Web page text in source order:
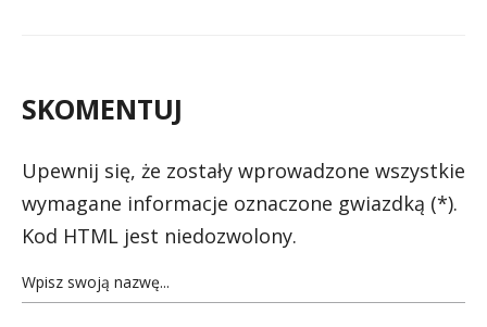
SKOMENTUJ
Upewnij się, że zostały wprowadzone wszystkie
wymagane informacje oznaczone gwiazdką (*).
Kod HTML jest niedozwolony.